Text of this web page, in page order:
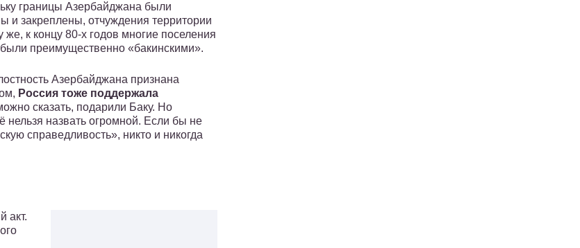
границы Азербайджана были
и закреплены, отчуждения территории
же, к концу 80-х годов многие поселения
преимущественно «бакинскими».
Азербайджана признана
Россия тоже поддержала
сказать, подарили Баку. Но
нельзя назвать огромной. Если бы не
справедливость», никто и никогда
акт.